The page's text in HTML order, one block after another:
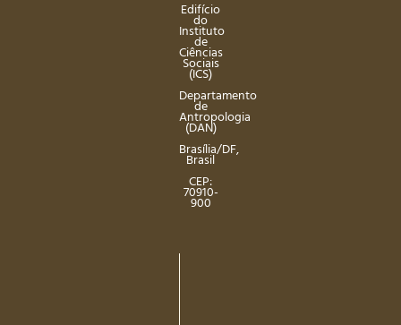
Edifício
do
Instituto
de
Ciências
Sociais
(ICS)
Departamento
de
Antropologia
(DAN)
Brasília/DF,
Brasil
CEP:
70910-
900